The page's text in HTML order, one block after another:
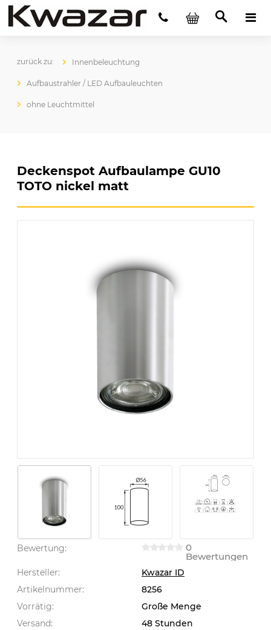
Innenbeleuchtung
Aufbaustrahler / LED Aufbauleuchten
ohne Leuchtmittel
Deckenspot Aufbaulampe GU10
TOTO nickel matt
Bewertung: 0
Bewertungen
Hersteller:
Kwazar ID
Artikelnummer:
8256
Vorrätig:
Große Menge
Versand:
48 Stunden